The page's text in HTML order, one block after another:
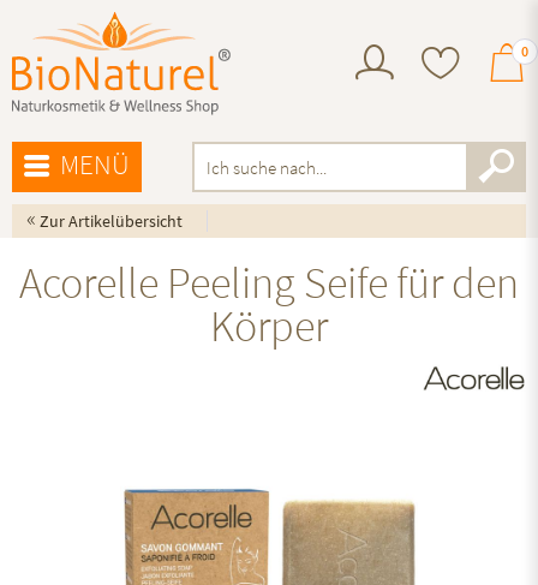
0
MENÜ
« Zur Artikelübersicht
Acorelle Peeling Seife für den
Körper